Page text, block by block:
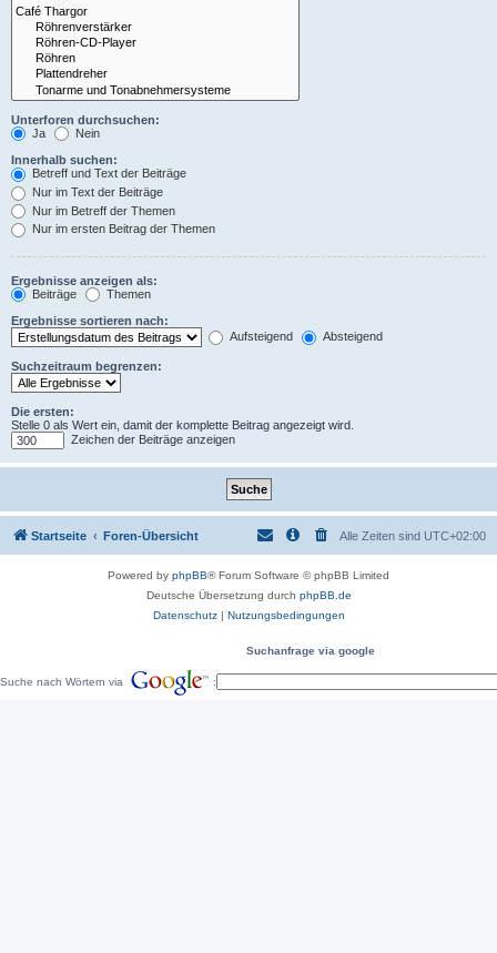
Unterforen durchsuchen:
Ja
Nein
Innerhalb suchen:
Betreff und Text der Beiträge
Nur im Text der Beiträge
Nur im Betreff der Themen
Nur im ersten Beitrag der Themen
Ergebnisse anzeigen als:
Beiträge
Themen
Ergebnisse sortieren nach:
Aufsteigend
Absteigend
Suchzeitraum begrenzen:
Die ersten:
Stelle 0 als Wert ein, damit der komplette Beitrag angezeigt wird.
Zeichen der Beiträge anzeigen
Startseite Foren-Übersicht Alle Zeiten sind UTC+02:00
Powered by phpBB® Forum Software © phpBB Limited
Deutsche Übersetzung durch phpBB.de
Datenschutz| Nutzungsbedingungen
Suchanfrage via google
Suche nach Wörtern via :